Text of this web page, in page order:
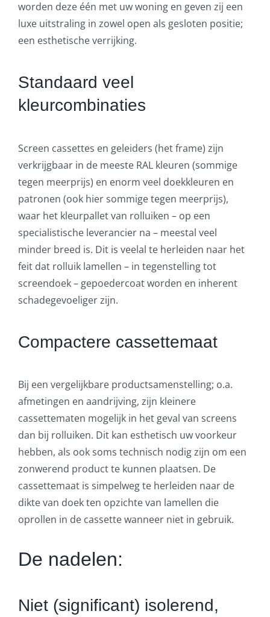
worden deze één met uw woning en geven zij een
luxe uitstraling in zowel open als gesloten positie;
een esthetische verrijking.
Standaard veel
kleurcombinaties
Screen cassettes en geleiders (het frame) zijn
verkrijgbaar in de meeste RAL kleuren (sommige
tegen meerprijs) en enorm veel doekkleuren en
patronen (ook hier sommige tegen meerprijs),
waar het kleurpallet van rolluiken – op een
specialistische leverancier na – meestal veel
minder breed is. Dit is veelal te herleiden naar het
feit dat rolluik lamellen – in tegenstelling tot
screendoek – gepoedercoat worden en inherent
schadegevoeliger zijn.
Compactere cassettemaat
Bij een vergelijkbare productsamenstelling; o.a.
afmetingen en aandrijving, zijn kleinere
cassettematen mogelijk in het geval van screens
dan bij rolluiken. Dit kan esthetisch uw voorkeur
hebben, als ook soms technisch nodig zijn om een
zonwerend product te kunnen plaatsen. De
cassettemaat is simpelweg te herleiden naar de
dikte van doek ten opzichte van lamellen die
oprollen in de cassette wanneer niet in gebruik.
De nadelen:
Niet (significant) isolerend,